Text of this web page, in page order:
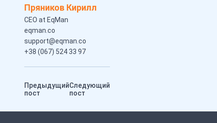
Пряников Кирилл
CEO at EqMan
eqman.co
support@eqman.co
+38 (067) 524 33 97
Предыдущий
пост
Следующий
пост